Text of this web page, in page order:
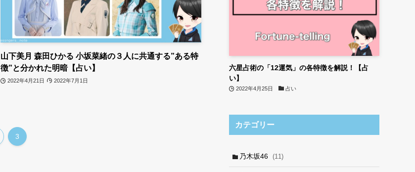
山下美月 森田ひかる 小坂菜緒の３人に共通する”ある特
徴”と分かれた明暗【占い】
2022年4月21日 2022年7月1日
3
六星占術の「12運気」の各特徴を解説！【占
い】
2022年4月25日 占い
カテゴリー
乃木坂46 (11)